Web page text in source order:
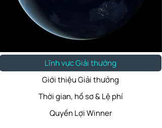
Lĩnh vực Giải thưởng
Giới thiệu Giải thưởng
Thời gian, hồ sơ & Lệ phí
Quyền Lợi Winner